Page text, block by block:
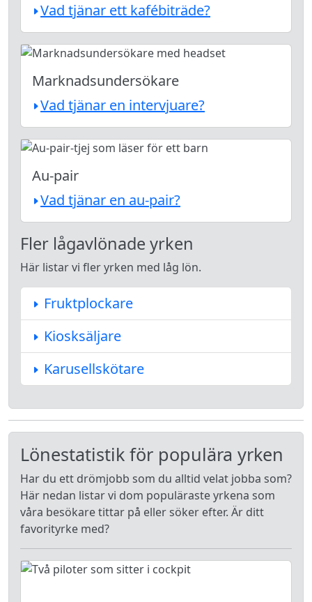
Vad tjänar ett kafébiträde?
Marknadsundersökare
Vad tjänar en intervjuare?
Au-pair
Vad tjänar en au-pair?
Fler lågavlönade yrken
Här listar vi fler yrken med låg lön.
Fruktplockare
Kiosksäljare
Karusellskötare
Lönestatistik för populära yrken
Har du ett drömjobb som du alltid velat jobba som?
Här nedan listar vi dom populäraste yrkena som
våra besökare tittar på eller söker efter. Är ditt
favorityrke med?